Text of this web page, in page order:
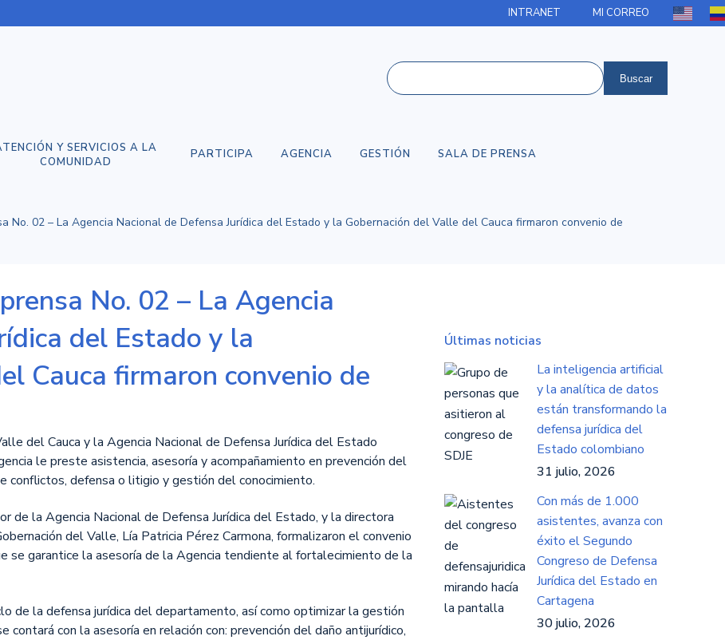
INTRANET MI CORREO
Y SERVICIOS A LA
COMUNIDAD
PARTICIPA AGENCIA GESTIÓN SALA DE PRENSA
No. 02 – La Agencia Nacional de Defensa Jurídica del Estado y la Gobernación del Valle del Cauca firmaron convenio de
No. 02 – La Agencia
del Estado y la
Cauca firmaron convenio de
del Cauca y la Agencia Nacional de Defensa Jurídica del Estado
le preste asistencia, asesoría y acompañamiento en prevención del
conflictos, defensa o litigio y gestión del conocimiento.
de la Agencia Nacional de Defensa Jurídica del Estado, y la directora
del Valle, Lía Patricia Pérez Carmona, formalizaron el convenio
se garantice la asesoría de la Agencia tendiente al fortalecimiento de la
de la defensa jurídica del departamento, así como optimizar la gestión
con la asesoría en relación con: prevención del daño antijurídico,
Últimas noticias
La inteligencia artificial
y la analítica de datos
están transformando la
defensa jurídica del
Estado colombiano
31 julio, 2026
Con más de 1.000
asistentes, avanza con
éxito el Segundo
Congreso de Defensa
Jurídica del Estado en
Cartagena
30 julio, 2026